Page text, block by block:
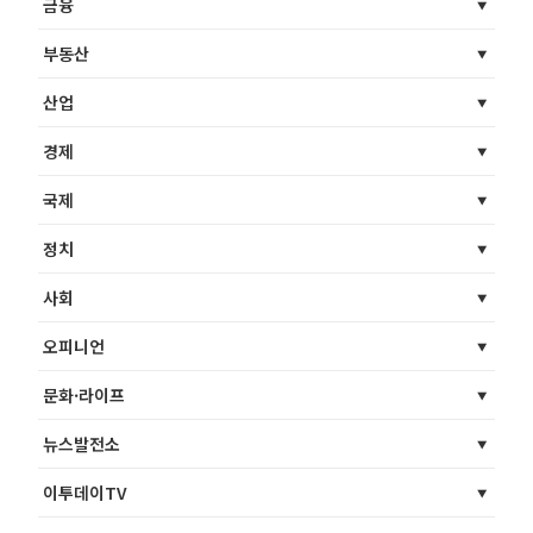
금융
부동산
산업
경제
국제
정치
사회
오피니언
문화·라이프
뉴스발전소
이투데이TV